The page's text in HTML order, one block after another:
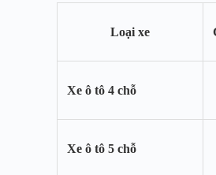
Loại xe
Xe ô tô 4 chỗ
Xe ô tô 5 chỗ